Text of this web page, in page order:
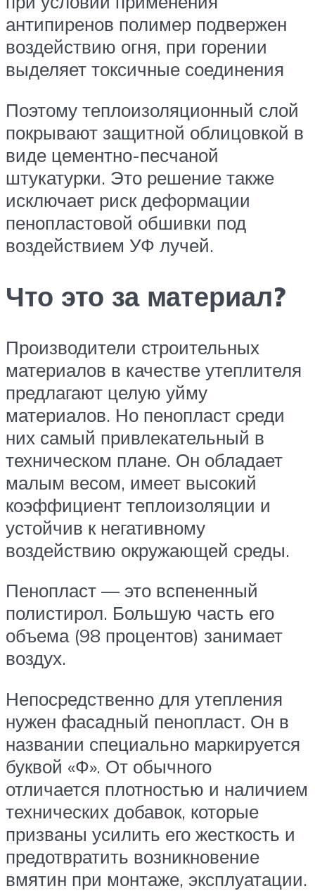
антипиренов полимер подвержен
воздействию огня, при горении
выделяет токсичные соединения
Поэтому теплоизоляционный слой
покрывают защитной облицовкой в
виде цементно-песчаной
штукатурки. Это решение также
исключает риск деформации
пенопластовой обшивки под
воздействием УФ лучей.
Что это за материал?
Производители строительных
материалов в качестве утеплителя
предлагают целую уйму
материалов. Но пенопласт среди
них самый привлекательный в
техническом плане. Он обладает
малым весом, имеет высокий
коэффициент теплоизоляции и
устойчив к негативному
воздействию окружающей среды.
Пенопласт — это вспененный
полистирол. Большую часть его
объема (98 процентов) занимает
воздух.
Непосредственно для утепления
нужен фасадный пенопласт. Он в
названии специально маркируется
буквой «Ф». От обычного
отличается плотностью и наличием
технических добавок, которые
призваны усилить его жесткость и
предотвратить возникновение
вмятин при монтаже, эксплуатации.